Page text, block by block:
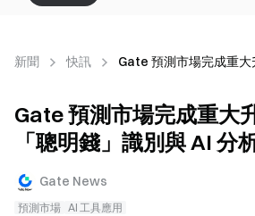
新聞 快訊 Gate 預測市場完成重
Gate 預測市場完成重大
「聰明錢」識別與 AI 分
Gate News
預測市場 AI 工具應用